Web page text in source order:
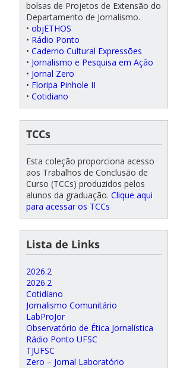
bolsas de Projetos de Extensão do
Departamento de Jornalismo.
• objETHOS
• Rádio Ponto
• Caderno Cultural Expressões
• Jornalismo e Pesquisa em Ação
• Jornal Zero
• Floripa Pinhole II
• Cotidiano
TCCs
Esta coleção proporciona acesso
aos Trabalhos de Conclusão de
Curso (TCCs) produzidos pelos
alunos da graduação. Clique aqui
para acessar os TCCs
Lista de Links
2026.2
2026.2
Cotidiano
Jornalismo Comunitário
LabProJor
Observatório de Ética Jornalística
Rádio Ponto UFSC
TJUFSC
Zero – Jornal Laboratório